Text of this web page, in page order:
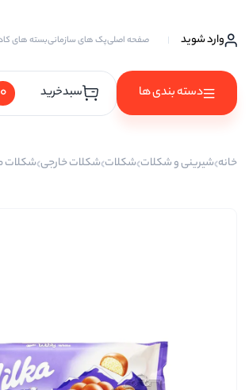
وارد شوید صفحه اصلیپک های سازمانیبسته های
دسته بندی ها
آجیل ها
پسته احمد آقایی
سبدخرید 0
خانه شیرینی و شکلات شکلات شکلات خارجی شکلات